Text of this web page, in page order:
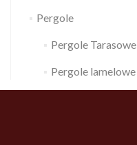
Pergole
Pergole Tarasowe
Pergole lamelowe